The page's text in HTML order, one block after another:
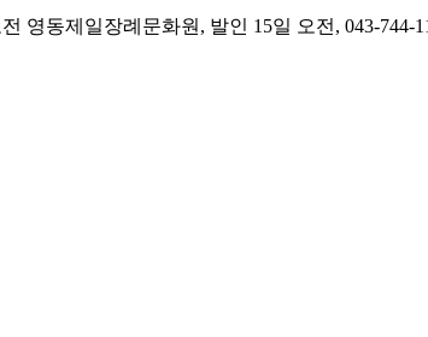
영동제일장례문화원, 발인 15일 오전, 043-744-